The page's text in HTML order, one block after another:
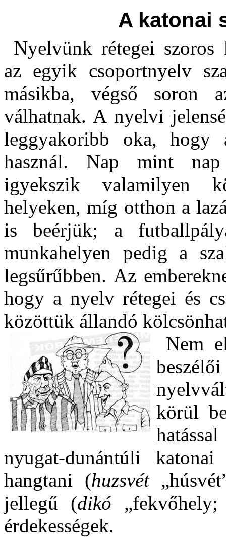
A katonai
Nyelvünk rétegei szoros
az egyik csoportnyelv
másikba, végső soron
válhatnak. A nyelvi
leggyakoribb oka, hogy
használ. Nap mint
igyekszik valamilyen
helyeken, míg otthon a
is beérjük; a
munkahelyen pedig a
legsűrűbben. Az
hogy a nyelv rétegei és
közöttük állandó
Nem
körül
nyugat-dunántúli
hangtani (huzsvét „
jellegű (dikó
érdekességek.